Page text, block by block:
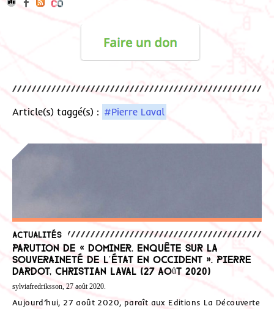
Article(s) taggé(s) : #Pierre Laval
Actualités
Parution de « Dominer. Enquête sur la
souveraineté de l’État en Occident ». Pierre
Dardot, Christian Laval (27 août 2020)
sylviafredriksson, 27 août 2020.
Aujourd’hui, 27 août 2020, paraît aux Editions La Découverte